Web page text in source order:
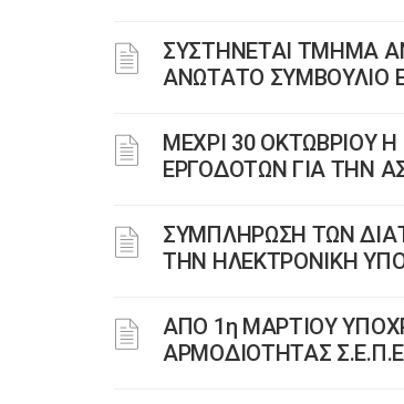
ΣΥΣΤΗΝΕΤΑΙ ΤΜΗΜΑ
ΑΝΩΤΑΤΟ ΣΥΜΒΟΥΛΙΟ
ΜΕΧΡΙ 30 ΟΚΤΩΒΡΙΟΥ
ΕΡΓΟΔΟΤΩΝ ΓΙΑ ΤΗΝ
ΣΥΜΠΛΗΡΩΣΗ ΤΩΝ
ΤΗΝ ΗΛΕΚΤΡΟΝΙΚΗ
ΑΠΟ 1η ΜΑΡΤΙΟΥ
ΑΡΜΟΔΙΟΤΗΤΑΣ